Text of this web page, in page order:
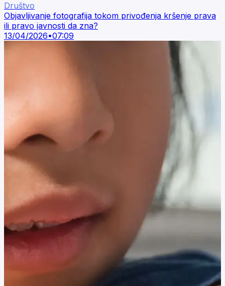
Društvo
Objavljivanje fotografija tokom privođenja kršenje prava
ili pravo javnosti da zna?
13/04/2026•07:09